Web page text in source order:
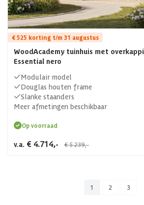
€ 525 korting t/m 31 augustus
WoodAcademy tuinhuis met
Essential nero
Modulair model
Douglas houten frame
Slanke staanders
Meer afmetingen beschikbaar
Op voorraad
v.a. € 4.714,- € 5.239,-
1 2 3